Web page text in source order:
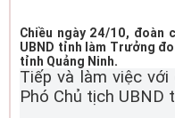
Chiều ngày 24/10, đoàn
UBND tỉnh làm Trưởng
tỉnh Quảng Ninh.
Tiếp và làm việc
Phó Chủ tịch UBND